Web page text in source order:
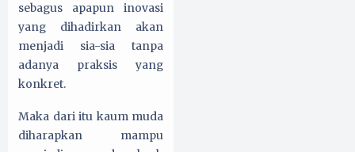
sebagus apapun inovasi
yang dihadirkan akan
menjadi sia-sia tanpa
adanya praksis yang
konkret.
Maka dari itu kaum muda
diharapkan mampu